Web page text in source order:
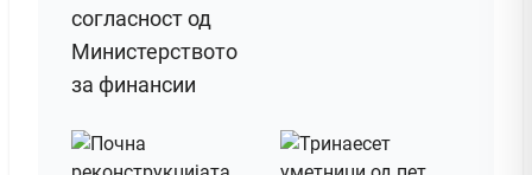
согласност од
Министерството
за финансии